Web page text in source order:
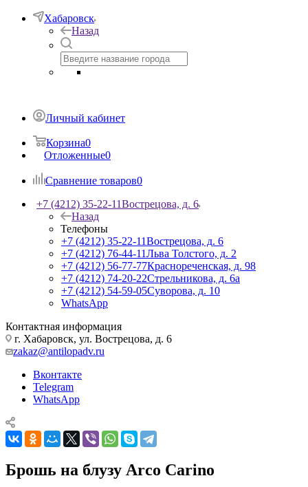
Хабаровск
Назад
Личный кабинет
Корзина0
Отложенные0
Сравнение товаров0
+7 (4212) 35-22-11Вострецова, д. 6
Назад
Телефоны
+7 (4212) 35-22-11Вострецова, д. 6
+7 (4212) 76-44-11Льва Толстого, д. 2
+7 (4212) 56-77-77Краснореченская, д. 98
+7 (4212) 74-20-22Стрельникова, д. 6а
+7 (4212) 54-59-05Суворова, д. 10
WhatsApp
Контактная информация
г. Хабаровск, ул. Вострецова, д. 6
zakaz@antilopadv.ru
Вконтакте
Telegram
WhatsApp
Брошь на блузу Arco Carino